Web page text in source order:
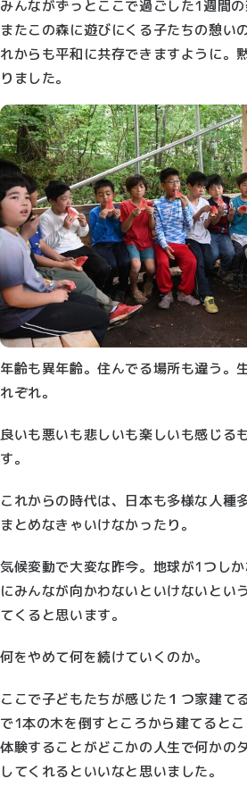
みんながずっとここで過ごした1週間
またこの森に遊びにくる子たちの憩い
れからも平和に共存できますように。
りました。
年齢も異年齢。住んでる場所も違う。
れぞれ。
良いも悪いも悲しいも楽しいも感じる
す。
これからの時代は、日本も多様な人種
まとめなきゃいけなかったり。
気候変動で大変な昨今。地球が1つし
にみんなが向かわないといけないとい
てくると思います。
何をやめて何を続けていくのか。
ここで子どもたちが感じた１つ家建て
で1本の木を倒すところから建てると
体験することがどこかの人生で何かの
してくれるといいなと思いました。